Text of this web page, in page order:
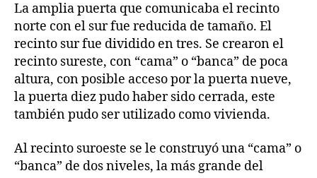
La amplia puerta que comunicaba el recinto
norte con el sur fue reducida de tamaño. El
recinto sur fue dividido en tres. Se crearon el
recinto sureste, con “cama” o “banca” de poca
altura, con posible acceso por la puerta nueve,
la puerta diez pudo haber sido cerrada, este
también pudo ser utilizado como vivienda.
Al recinto suroeste se le construyó una “cama” o
“banca” de dos niveles, la más grande del